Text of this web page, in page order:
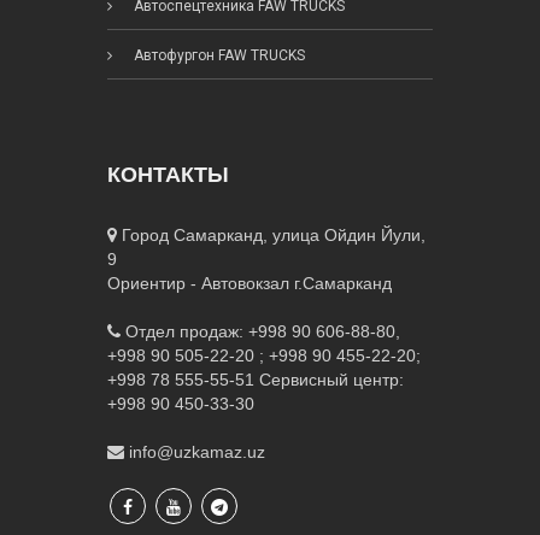
Автоспецтехника FAW TRUCKS
Автофургон FAW TRUCKS
КОНТАКТЫ
Город Самарканд, улица Ойдин Йули,
9
Ориентир - Автовокзал г.Самарканд
Отдел продаж: +998 90 606-88-80,
+998 90 505-22-20 ; +998 90 455-22-20;
+998 78 555-55-51 Сервисный центр:
+998 90 450-33-30
info@uzkamaz.uz